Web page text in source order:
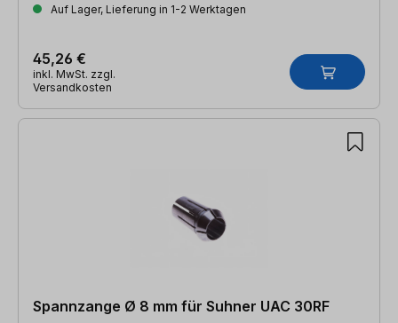
Auf Lager, Lieferung in 1-2 Werktagen
45,26 €
inkl. MwSt. zzgl.
Versandkosten
Spannzange Ø 8 mm für Suhner UAC 30RF